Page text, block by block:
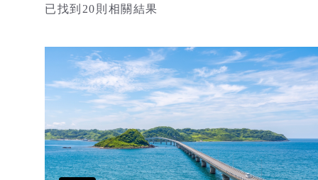
已找到20則相關結果